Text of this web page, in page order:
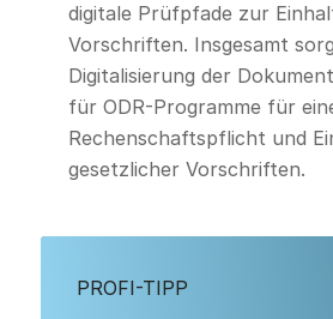
digitale Prüfpfade zur
Vorschriften. Insgesamt
Digitalisierung der
für ODR-Programme für
Rechenschaftspflicht und
gesetzlicher Vorschriften.
PROFI-TIPP